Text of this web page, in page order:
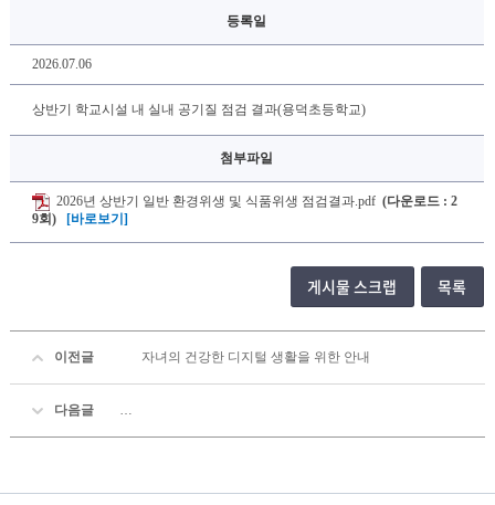
등록일
2026.07.06
상반기 학교시설 내 실내 공기질 점검 결과(용덕초등학교)
첨부파일
2026년 상반기 일반 환경위생 및 식품위생 점검결과.pdf (다운로드 : 2
9회)
[바로보기]
게시물 스크랩 목록
이전글 자녀의 건강한 디지털 생활을 위한 안내
다음글